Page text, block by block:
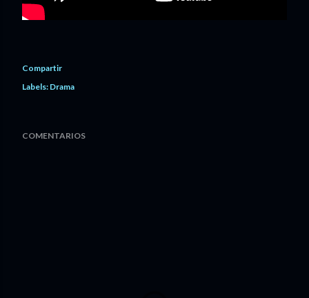
Compartir
Labels: Drama
COMENTARIOS